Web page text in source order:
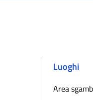
Luoghi
Area